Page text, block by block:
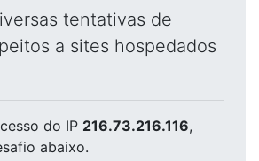
tentativas de
a sites hospedados
do IP 216.73.216.116,
abaixo.